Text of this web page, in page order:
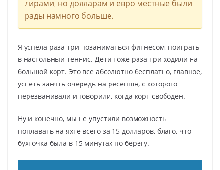
лирами, но долларам и евро местные были
рады намного больше.
Я успела раза три позаниматься фитнесом, поиграть
в настольный теннис. Дети тоже раза три ходили на
большой корт. Это все абсолютно бесплатно, главное,
успеть занять очередь на ресепшн, с которого
перезванивали и говорили, когда корт свободен.
Ну и конечно, мы не упустили возможность
поплавать на яхте всего за 15 долларов, благо, что
бухточка была в 15 минутах по берегу.